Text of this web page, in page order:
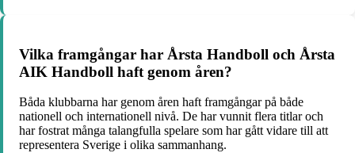
Vilka framgångar har Årsta Handboll och Årsta
AIK Handboll haft genom åren?
Båda klubbarna har genom åren haft framgångar på både
nationell och internationell nivå. De har vunnit flera titlar och
har fostrat många talangfulla spelare som har gått vidare till att
representera Sverige i olika sammanhang.